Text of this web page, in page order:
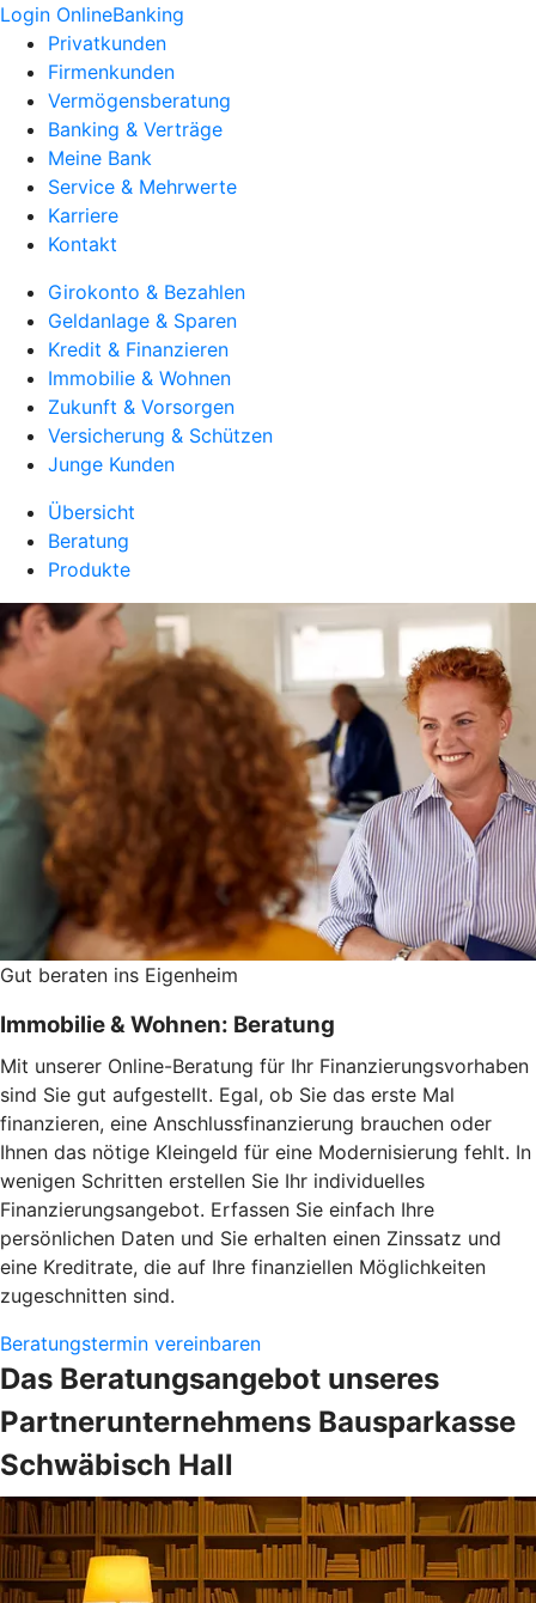
Login OnlineBanking
Privatkunden
Firmenkunden
Vermögensberatung
Banking & Verträge
Meine Bank
Service & Mehrwerte
Karriere
Kontakt
Girokonto & Bezahlen
Geldanlage & Sparen
Kredit & Finanzieren
Immobilie & Wohnen
Zukunft & Vorsorgen
Versicherung & Schützen
Junge Kunden
Übersicht
Beratung
Produkte
Gut beraten ins Eigenheim
Immobilie & Wohnen: Beratung
Mit unserer Online-Beratung für Ihr Finanzierungsvorhaben
sind Sie gut aufgestellt. Egal, ob Sie das erste Mal
finanzieren, eine Anschlussfinanzierung brauchen oder
Ihnen das nötige Kleingeld für eine Modernisierung fehlt. In
wenigen Schritten erstellen Sie Ihr individuelles
Finanzierungsangebot. Erfassen Sie einfach Ihre
persönlichen Daten und Sie erhalten einen Zinssatz und
eine Kreditrate, die auf Ihre finanziellen Möglichkeiten
zugeschnitten sind.
Beratungstermin vereinbaren
Das Beratungsangebot unseres
Partnerunternehmens Bausparkasse
Schwäbisch Hall